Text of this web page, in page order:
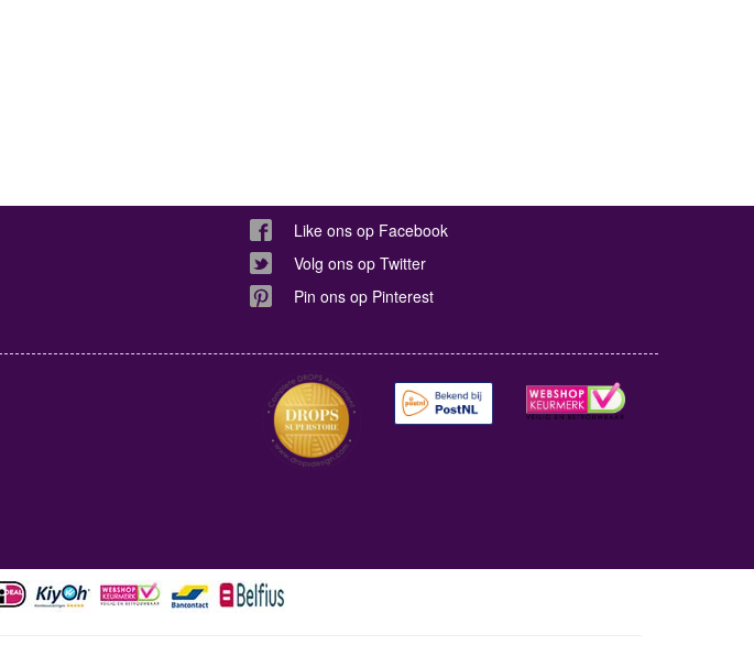
Like ons op Facebook
Volg ons op Twitter
Pin ons op Pinterest